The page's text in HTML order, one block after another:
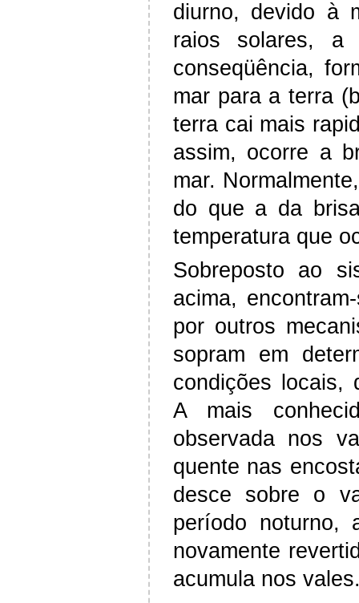
diurno, devido à
raios solares, a
conseqüência,
mar para a terra
terra cai mais
assim, ocorre a
mar.
do que a da
temperatura que
Sobreposto ao
acima,
por outros
sopram em
condições locais,
A mais
observada nos
quente nas
desce sobre o
período noturno,
novamente
acumula nos